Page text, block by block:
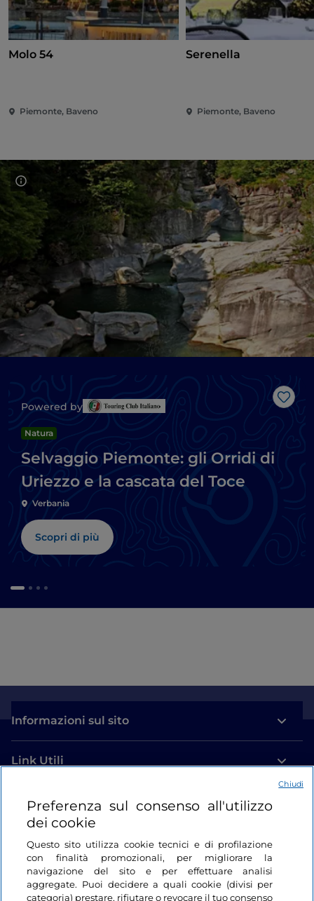
Molo 54
Piemonte, Baveno
Serenella
Piemonte, Baveno
Like
Powered by
Natura
Selvaggio Piemonte: gli Orridi di
Uriezzo e la cascata del Toce
Verbania
Scopri di più
Informazioni sul sito
Link Utili
Login
Restiamo in contatto
Preferenza sul consenso all'utilizzo
dei cookie
Questo sito utilizza cookie tecnici e di profilazione
con finalità promozionali, per migliorare la
navigazione del sito e per effettuare analisi
aggregate. Puoi decidere a quali cookie (divisi per
categoria) prestare, rifiutare o revocare il tuo consenso
Chiudi